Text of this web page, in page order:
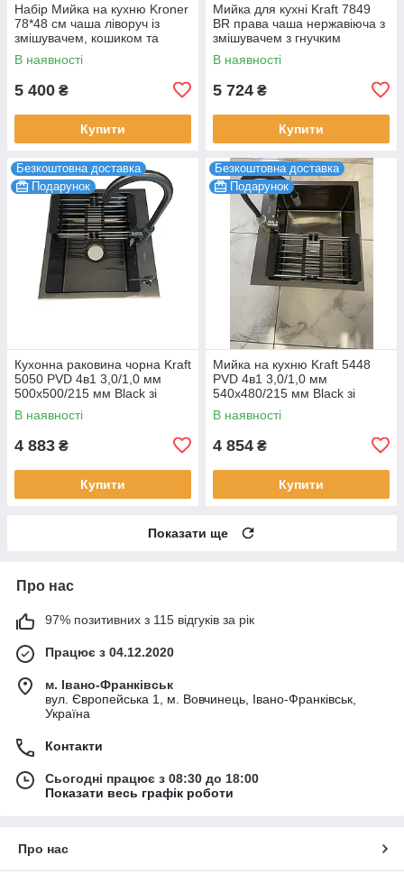
Набір Мийка на кухню Kroner
78*48 см чаша ліворуч із
змішувачем, кошиком та
дозатором, раковина кухонна
В наявності
5 400 ₴
Купити
Мийка для кухні Kraft 7849
ВR права чаша нержавіюча з
змішувачем з гнучким
краном, раковина кухонна
В наявності
5 724 ₴
Купити
Безкоштовна доставка
Подарунок
Кухонна раковина чорна Kraft
5050 PVD 4в1 3,0/1,0 мм
500х500/215 мм Black зі
змішувачем, раковина
кухонна
В наявності
4 883 ₴
Купити
Безкоштовна доставка
Подарунок
Мийка на кухню Kraft 5448
PVD 4в1 3,0/1,0 мм
540х480/215 мм Black зі
змішувачем, раковина
кухонна нержавійка
В наявності
4 854 ₴
Купити
Показати ще
Про нас
97% позитивних з 115 відгуків за рік
Працює з 04.12.2020
м. Івано-Франківськ
вул. Європейська 1, м. Вовчинець, Івано-Франківськ,
Україна
Контакти
Сьогодні працює з 08:30 до 18:00
Показати весь графік роботи
Про нас